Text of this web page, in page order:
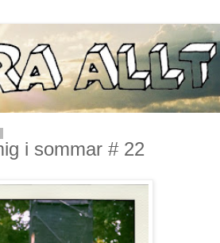
i sommar # 22